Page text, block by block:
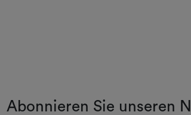
Abonnieren Sie unseren